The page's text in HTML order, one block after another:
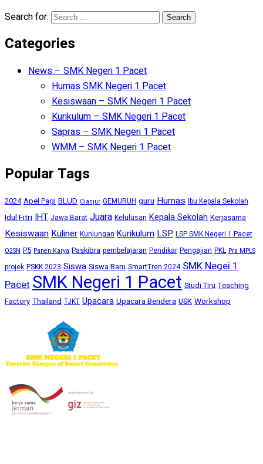
Search for:
Categories
News – SMK Negeri 1 Pacet
Humas SMK Negeri 1 Pacet
Kesiswaan – SMK Negeri 1 Pacet
Kurikulum – SMK Negeri 1 Pacet
Sapras – SMK Negeri 1 Pacet
WMM – SMK Negeri 1 Pacet
Popular Tags
2024 Apel Pagi BLUD Cianjur GEMURUH guru Humas Ibu Kepala Sekolah
Idul Fitri IHT Jawa Barat Juara Kelulusan Kepala Sekolah Kerjasama
KesiswaanKuliner Kunjungan KurikulumLSP LSP SMK Negeri 1 Pacet
O2SN P5 Panen Karya Paskibra pembelajaran Pendikar Pengajian PKL Pra MPLS
projek PSKK 2023 Siswa Siswa Baru SmartTren 2024 SMK Negei 1
PacetSMK Negeri 1 Pacet Studi TIru Teaching
Factory Thailand TJKT Upacara Upacara Bendera USK Workshop